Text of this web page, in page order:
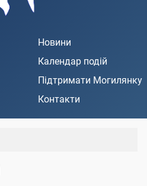
Новини
Календар подій
Підтримати Могилянку
Контакти